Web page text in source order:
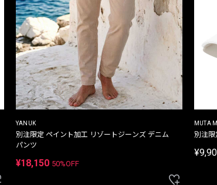
YANUK
別注限定 ペイント加工 リゾートジーンズ デニム
パンツ
¥18,150 50%OFF
MUTA
別注